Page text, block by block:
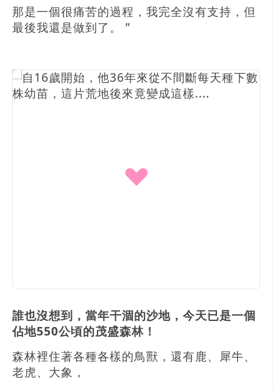
那是一個很痛苦的過程，我完全沒有支持，但
最後我還是做到了。 ”
誰也沒想到，當年干涸的沙地，今天已是一個
佔地550公頃的茂盛森林！
森林裡住著各種各樣的鳥獸，還有鹿、犀牛、
老虎、大象，